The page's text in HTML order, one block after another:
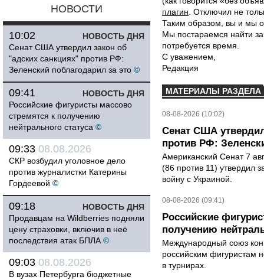
НОВОСТИ
НОВОСТЬ ДНЯ
10:02
Сенат США утвердил закон об
"адских санкциях" против РФ:
Зеленский поблагодарил за это ©
НОВОСТЬ ДНЯ
09:41
Российские фигуристы массово
стремятся к получению
нейтрального статуса ©
09:33 08.08.2026
СКР возбудил уголовное дело
против журналистки Катерины
Гордеевой ©
НОВОСТЬ ДНЯ
09:18
Продавцам на Wildberries подняли
цену страховки, включив в неё
последствия атак БПЛА ©
09:03 08.08.2026
В вузах Петербурга бюджетные
плагин . Отключил не
Таким образом, вы и мы
Мы постараемся найти
потребуется время.
С уважением,
Редакция
МАТЕРИАЛЫ РАЗДЕЛА
08-08-2026 (10:02)
Сенат США
против РФ:
Американский Сенат 7
(86 против 11) утвердил
войну с Украиной.
08-08-2026 (09:41)
Российские
получению
Международный союз
российским фигуристам
в турнирах.